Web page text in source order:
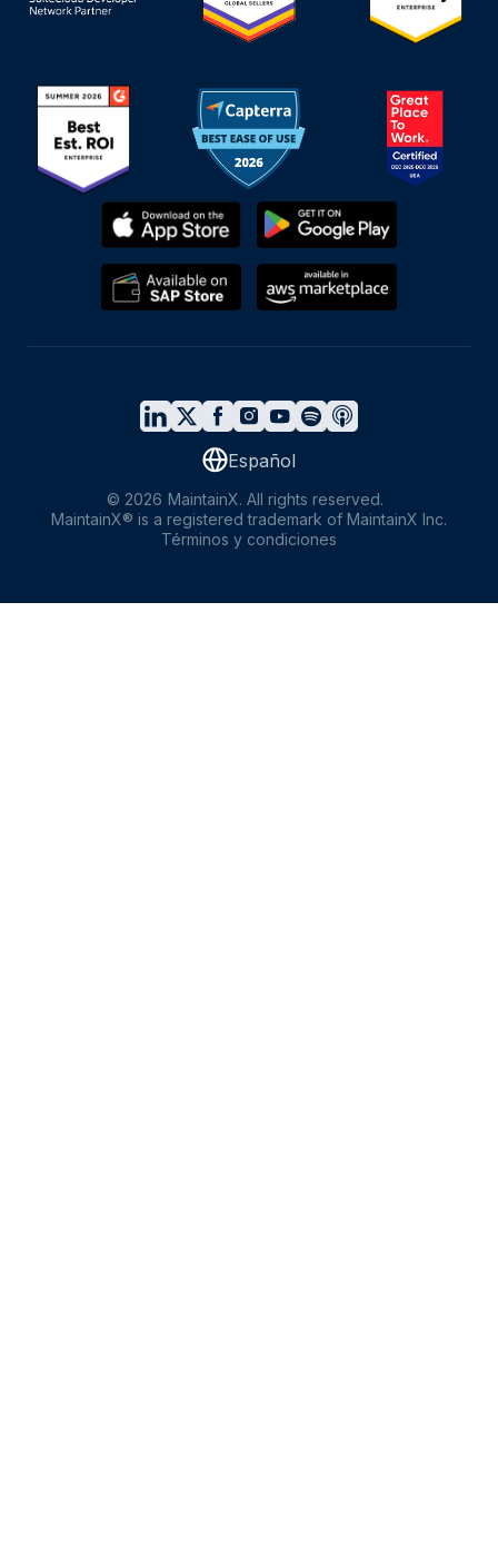
Español
© 2026 MaintainX. All rights reserved.
MaintainX® is a registered trademark of MaintainX Inc.
Términos y condiciones